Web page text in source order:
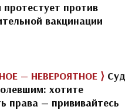
протестует против
вакцинации
— НЕВЕРОЯТНОЕ ⟩ Суд
хотите
права — прививайтесь